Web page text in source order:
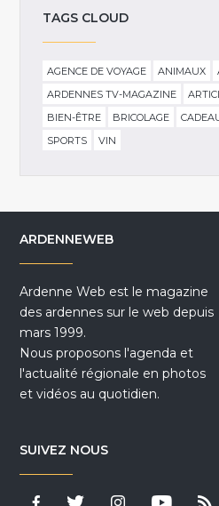
TAGS CLOUD
AGENCE DE VOYAGE ANIMAUX
ARDENNES TV-MAGAZINE
BIEN-ÊTRE
BRICOLAGE
SPORTS
VIN
ARDENNEWEB
Ardenne Web est le magazine
des ardennes sur le web depuis
mars 1999.
Nous proposons l'agenda et
l'actualité régionale en photos
et vidéos au quotidien.
SUIVEZ NOUS